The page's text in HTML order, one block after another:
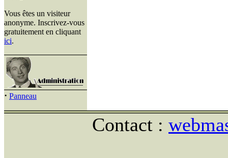
Vous êtes un visiteur
anonyme. Inscrivez-vous
gratuitement en cliquant
ici.
· Panneau
Contact :